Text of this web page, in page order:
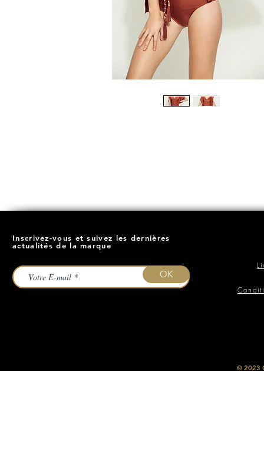
Inscrivez-vous et suivez les dernières
actualités de la marque
OK
​© 2023